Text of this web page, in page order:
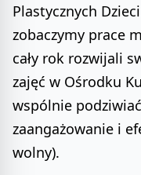
Plastycznych
zobaczymy prace
cały rok rozwijali
zajęć w Ośrodku
wspólnie
zaangażowanie i
wolny).